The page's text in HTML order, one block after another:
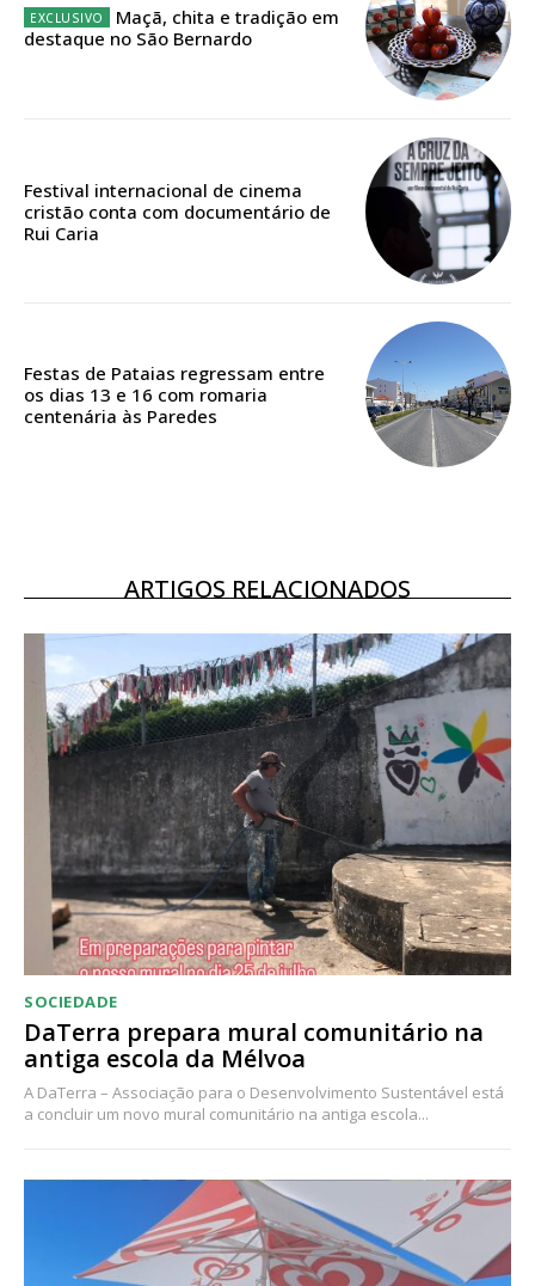
Edição em papel entregue à Quinta-feira em sua
Acesso aos conteúdos Exclusivos para
assinantes
Ofertas para assinatura anual
ASSINATURA
Acesso ao conteúdo online
Acesso aos conteúdos Exclusivos para
assinantes
Ofertas para assinatura anual
Escolha o plano
Maçã, chita e tradição em
destaque no São Bernardo
Festival internacional de cinema
cristão conta com documentário de
Rui Caria
Festas de Pataias regressam entre
os dias 13 e 16 com romaria
centenária às Paredes
ARTIGOS RELACIONADOS
SOCIEDADE
DaTerra prepara mural comunitário na
antiga escola da Mélvoa
A DaTerra – Associação para o Desenvolvimento Sustentável está
a concluir um novo mural comunitário na antiga escola...